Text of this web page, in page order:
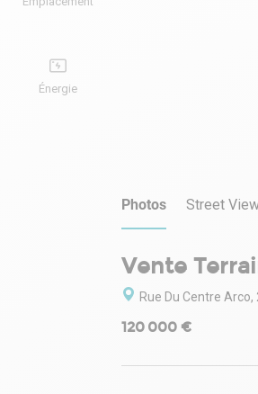
Énergie
Photos Street
Vente
Rue Du Centre
120 000 €